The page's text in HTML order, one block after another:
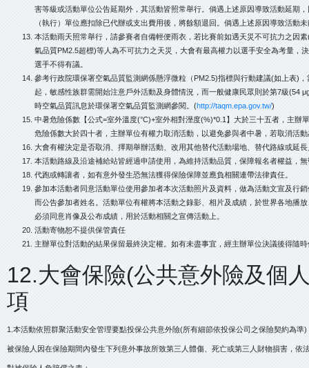
害等級或活動單位公告延期外，其活動皆照常舉行。倘遇上述原因導致活動延期
（執行）單位應扣除已代辦或支出費用後，將餘額退回。倘遇上述原因導致活動
本活動雨天照常舉行，請參賽者自備輕便雨衣，若比賽前如遇天災不可抗力之因
氣品質PM2.5超標)等人為不可抗力之天災，大會有最高權力以選手安全為考量，
選手不得有議。
參考行政院環保署空氣品質監測網係懸浮微粒（PM2.5)指標與行動建議(如上表)
起，敏感性族群需開始注意戶外活動及身體情況，而一般健康民眾則於第7級(54
時空氣品質訊息於環保署空氣品質監測網參閱。(http://taqm.epa.gov.tw/)
中暑危險係數【公式=室外溫度(°C)+室外相對溼度(%)*0.1】大於三十五者，主辦
危險係數大於四十者，主辦單位有權力取消活動，以避免參與者中暑，若取消活
大會有權決定是否取消、擇期舉辦活動、改用其他替代活動場地、替代路線或延
本活動路線及沿途補給站皆經過申請使用，為維持活動品質，保障報名者權益，
代跑或轉讓者，如有意外發生恐無法獲得保險保障並應負相關連帶法律責任。
參加本活動者同意活動單位使用參加者本次活動照片及資料，做為活動文宣及行
而公告參加者姓名。活動單位有權將本活動之錄影、相片及成績，於世界各地播
必須同意肖像及公布成績，用於活動相關之宣傳活動上。
活動寄物恕不提供保管責任
主辦單位對活動的結果保留最終決定權。如有未盡事宜，經主辦單位決議後得隨
12.大會保險(公共意外險及個
項
1.本活動依照群聚活動安全管理要點投保公共意外險(所有細節依投保公司之保險契約為準
被保險人因在保險期間內發生下列意外事故所致第三人體傷、死亡或第三人財物損害，依